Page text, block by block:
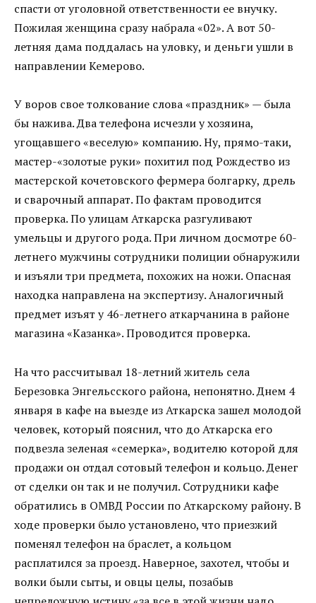
спасти от уголовной ответственности ее внучку.
Пожилая женщина сразу набрала «02». А вот 50-
летняя дама поддалась на уловку, и деньги ушли в
направлении Кемерово.
У воров свое толкование слова «праздник» — была
бы нажива. Два телефона исчезли у хозяина,
угощавшего «веселую» компанию. Ну, прямо-таки,
мастер-«золотые руки» похитил под Рождество из
мастерской кочетовского фермера болгарку, дрель
и сварочный аппарат. По фактам проводится
проверка. По улицам Аткарска разгуливают
умельцы и другого рода. При личном досмотре 60-
летнего мужчины сотрудники полиции обнаружили
и изъяли три предмета, похожих на ножи. Опасная
находка направлена на экспертизу. Аналогичный
предмет изъят у 46-летнего аткарчанина в районе
магазина «Казанка». Проводится проверка.
На что рассчитывал 18-летний житель села
Березовка Энгельсского района, непонятно. Днем 4
января в кафе на выезде из Аткарска зашел молодой
человек, который пояснил, что до Аткарска его
подвезла зеленая «семерка», водителю которой для
продажи он отдал сотовый телефон и кольцо. Денег
от сделки он так и не получил. Сотрудники кафе
обратились в ОМВД России по Аткарскому району. В
ходе проверки было установлено, что приезжий
поменял телефон на браслет, а кольцом
расплатился за проезд. Наверное, захотел, чтобы и
волки были сыты, и овцы целы, позабыв